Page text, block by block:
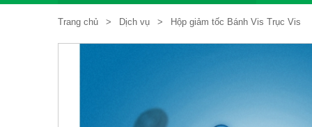
Trang chủ Dịch vụ Hộp giảm tốc Bánh Vis Trục Vis